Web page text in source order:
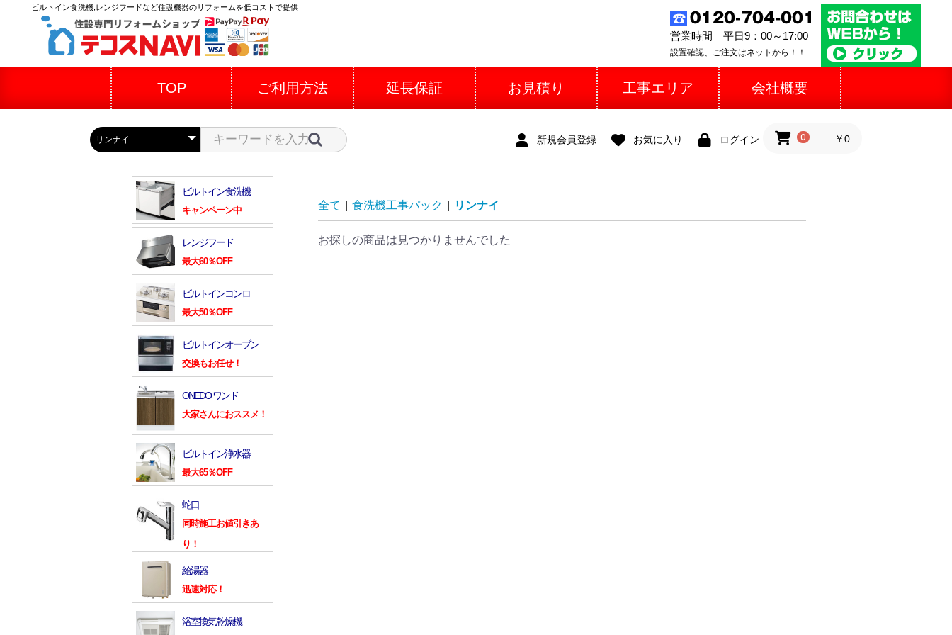
ビルトイン食洗機,レンジフードなど住設機器のリフォームを低コストで提供
営業時間 平日9：00～17:00
設置確認、ご注文はネットから！！
TOP ご利用方法 延長保証 お見積り 工事エリア 会社概要
新規会員登録 お気に入り ログイン 0 ￥0
ビルトイン食洗機
キャンペーン中
レンジフード
最大60％OFF
ビルトインコンロ
最大50％OFF
ビルトインオーブン
交換もお任せ！
ONEDO ワンド
大家さんにおススメ！
ビルトイン浄水器
最大65％OFF
蛇口
同時施工お値引きあ
り！
給湯器
迅速対応！
浴室換気乾燥機
全て 食洗機工事パック リンナイ
お探しの商品は見つかりませんでした